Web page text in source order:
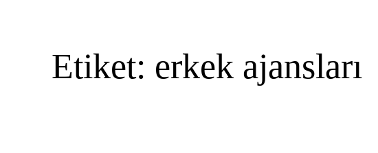
Etiket: erkek ajansları